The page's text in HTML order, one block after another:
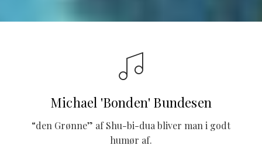
Michael 'Bonden' Bundesen
“den Grønne” af Shu-bi-dua bliver man i godt
humør af.